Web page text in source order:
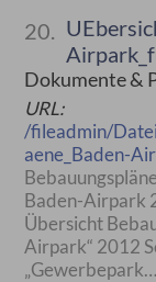
20.
Dokumente &
URL:
/fileadmin/
aene_Baden-
Baden-Airpark
Übersicht
Airpark“ 2012
„Gewerbepark…